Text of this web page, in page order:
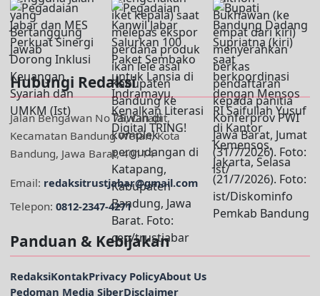
Hubungi Redaksi
Jalan Bengawan No 75, Cihapit,
Kecamatan Bandung Wetan, Kota
Bandung, Jawa Barat, 40114
Email: redaksitrustjabar@gmail.com
Telepon: 0812-2347-4271
Panduan & Kebijakan
RedaksiKontakPrivacy PolicyAbout Us
Pedoman Media SiberDisclaimer